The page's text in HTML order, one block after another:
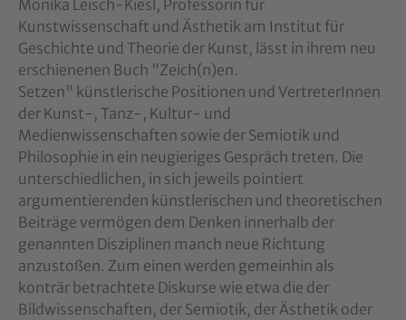
Monika Leisch-Kiesl, Professorin für
Kunstwissenschaft und Ästhetik am Institut für
Geschichte und Theorie der Kunst, lässt in ihrem neu
erschienenen Buch "Zeich(n)en.
Setzen" künstlerische Positionen und VertreterInnen
der Kunst-, Tanz-, Kultur- und
Medienwissenschaften sowie der Semiotik und
Philosophie in ein neugieriges Gespräch treten. Die
unterschiedlichen, in sich jeweils pointiert
argumentierenden künstlerischen und theoretischen
Beiträge vermögen dem Denken innerhalb der
genannten Disziplinen manch neue Richtung
anzustoßen. Zum einen werden gemeinhin als
konträr betrachtete Diskurse wie etwa die der
Bildwissenschaften, der Semiotik, der Ästhetik oder